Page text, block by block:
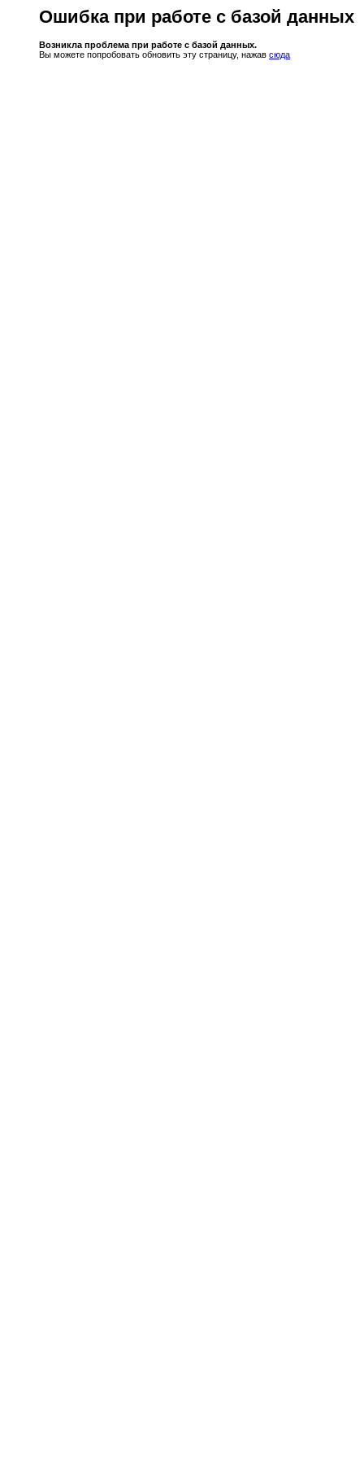
Ошибка при работе с базой данных
Возникла проблема при работе с базой данных.
Вы можете попробовать обновить эту страницу, нажав сюда